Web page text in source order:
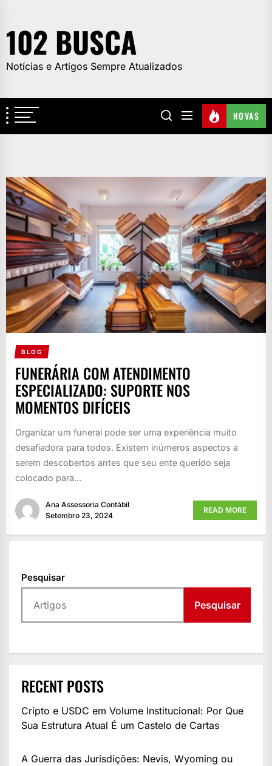
the
content
102 BUSCA
Notícias e Artigos Sempre Atualizados
NOVAS
BLOG
FUNERÁRIA COM ATENDIMENTO
ESPECIALIZADO: SUPORTE NOS
MOMENTOS DIFÍCEIS
Organizar um funeral pode ser uma experiência muito
desafiadora para todos. Existem inúmeros aspectos a
serem descobertos antes que seu ente querido seja
colocado para...
Ana Assessoria Contábil
Setembro 23, 2024
READ MORE
Pesquisar
Pesquisar
RECENT POSTS
Cripto e USDC em Volume Institucional: Por Que
Sua Estrutura Atual É um Castelo de Cartas
A Guerra das Jurisdições: Nevis, Wyoming ou